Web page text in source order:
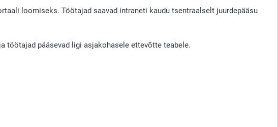
loomiseks. Töötajad saavad intraneti kaudu tsentraalselt juurdepääsu
töötajad pääsevad ligi asjakohasele ettevõtte teabele.